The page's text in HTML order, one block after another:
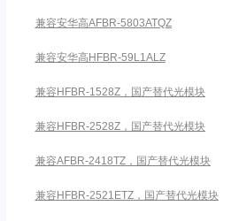
兼容安华高AFBR-5803ATQZ
兼容安华高HFBR-59L1ALZ
兼容HFBR-1528Z，国产替代光模块
兼容HFBR-2528Z，国产替代光模块
兼容AFBR-2418TZ，国产替代光模块
兼容HFBR-2521ETZ，国产替代光模块